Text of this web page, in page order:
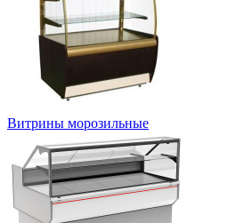
Витрины морозильные